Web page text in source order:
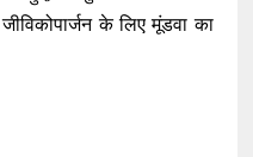
के लिए मूंडवा का